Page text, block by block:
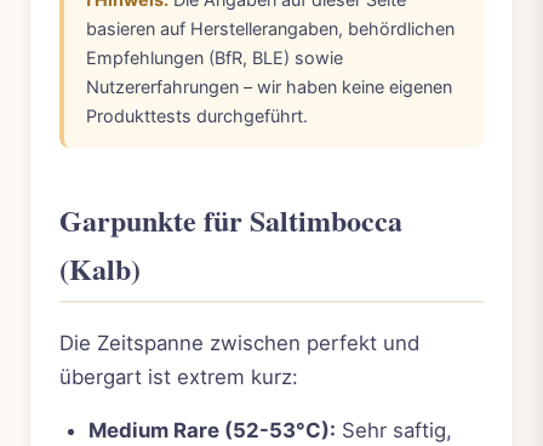
basieren auf Herstellerangaben, behördlichen
Empfehlungen (BfR, BLE) sowie
Nutzererfahrungen – wir haben keine eigenen
Produkttests durchgeführt.
Garpunkte für Saltimbocca
(Kalb)
Die Zeitspanne zwischen perfekt und
übergart ist extrem kurz:
Medium Rare (52-53°C): Sehr saftig,